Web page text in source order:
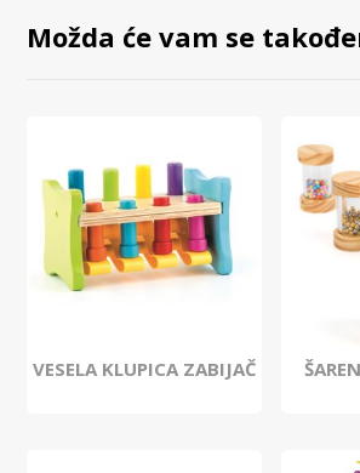
Možda će vam se
VESELA KLUPICA ZABIJAČ